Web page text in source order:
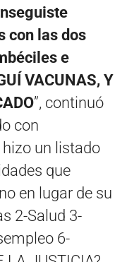
con las dos
e
VACUNAS, Y
”, continuó
con
hizo un listado
que
en lugar de su
2-Salud 3-
6-